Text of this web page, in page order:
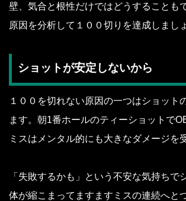
壁、気合と根性だけではどうすることも
原因を分析して１００切りを達成しまし
ショットが安定しないから
１００を切れない原因の一つはショット
ます。朝1番ホールのティーショットで
ミスはメンタル的にも大きなダメージを
「失敗するかも」という不安な気持ちで
体が縮こまってますますミスの連続へと